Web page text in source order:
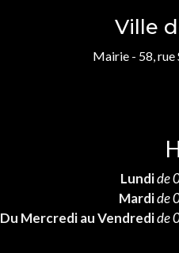
Ville
Mairie - 58,
Lundide
Mardide
Du Mercredi au Vendredide